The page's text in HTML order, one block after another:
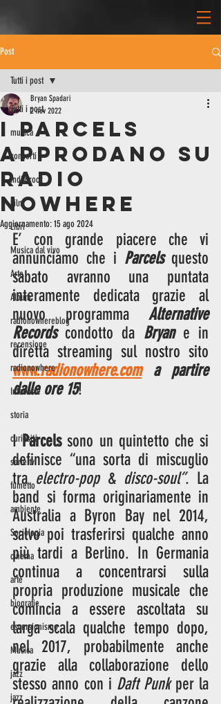
Post
Tutti i post
musica
concerti
indie rock
Film
Libri
Musica dal vivo
Arte
Album
radionowhereblog
recensione
radionowhere
Interviste
storia
curiosità
serie tv
fumetto
ambiente
Sociologia
cinema
arte
biografie
escursionismo
Musica
jazz
jazz
Tutti i post
I PARCELS
APPRODANO SU
RADIO
NOWHERE
Bryan Spadari
2 nov 2022
Aggiornamento:15 ago 2024
E’ con grande piacere che vi
annunciamo che i Parcels questo
sabato avranno una puntata
interamente dedicata grazie al
nuovo programma Alternative
Records condotto da Bryan e in
www.radionowhere.com a partire
dalle ore 15!
I Parcels sono un quintetto che si
definisce “una sorta di miscuglio
tra electro-pop & disco-soul”. La
band si forma originariamente in
Australia a Byron Bay nel 2014,
salvo poi trasferirsi qualche anno
più tardi a Berlino. In Germania
continua a concentrarsi sulla
propria produzione musicale che
comincia a essere ascoltata su
larga scala qualche tempo dopo,
nel 2017, probabilmente anche
grazie alla collaborazione dello
stesso anno con i Daft Punk per la